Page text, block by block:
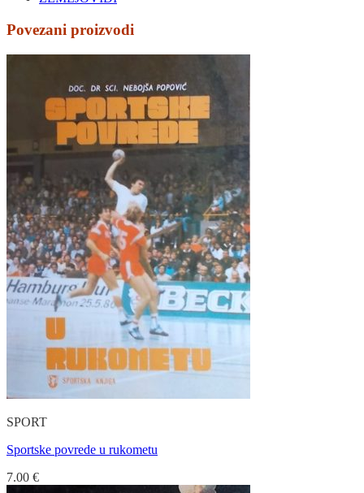
Povezani proizvodi
SPORT
Sportske povrede u rukometu
7.00 €